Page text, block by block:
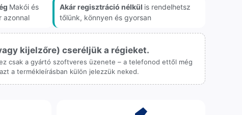
Makói és
azonnal
Akár regisztráció nélkül is rendelhetsz
tőlünk, könnyen és gyorsan
kijelzőre) cseréljük a régieket.
csak a gyártó szoftveres üzenete – a telefonod ettől még
a termékleírásban külön jelezzük neked.